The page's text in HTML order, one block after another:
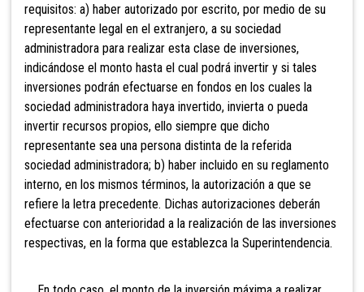
requisitos: a) haber autorizado por escrito, por medio de su
representante legal en el extranjero, a su sociedad
administradora para realizar esta clase de inversiones,
indicándose el monto hasta el cual podrá invertir y si tales
inversiones podrán efectuarse en fondos en los cuales la
sociedad administradora haya invertido, invierta o pueda
invertir recursos propios, ello siempre que dicho
representante sea una persona distinta de la referida
sociedad administradora; b) haber incluido en su reglamento
interno, en los mismos términos, la autorización a que se
refiere la letra precedente. Dichas autorizaciones deberán
efectuarse con anterioridad a la realización de las inversiones
respectivas, en la forma que establezca la Superintendencia.